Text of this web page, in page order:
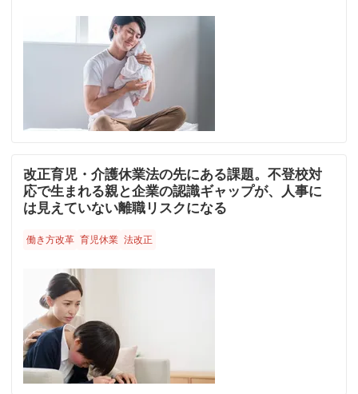
改正育児・介護休業法の先にある課題。不登校対
応で生まれる親と企業の認識ギャップが、人事に
は見えていない離職リスクになる
働き方改革 育児休業 法改正